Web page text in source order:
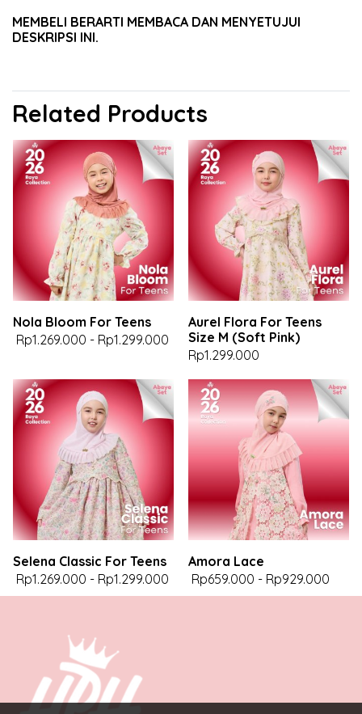
MEMBELI BERARTI MEMBACA DAN MENYETUJUI
DESKRIPSI INI.
Related Products
Nola Bloom For Teens
Rp1.269.000 - Rp1.299.000
Aurel Flora For Teens
Size M (Soft Pink)
Rp1.299.000
Selena Classic For Teens
Rp1.269.000 - Rp1.299.000
Amora Lace
Rp659.000 - Rp929.000